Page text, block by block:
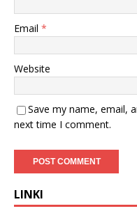
Email *
Website
Save my name, email,
next time I comment.
LINKI